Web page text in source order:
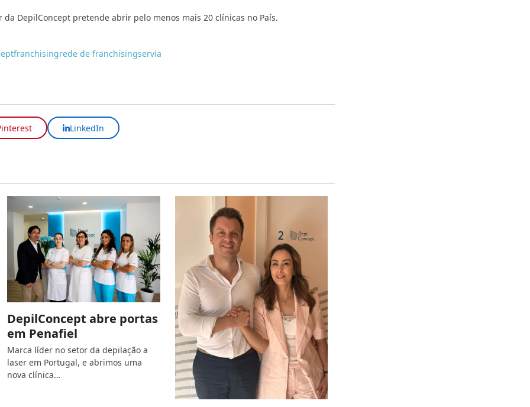
DepilConcept pretende abrir pelo menos mais 20 clínicas no País.
franchisingrede de franchisingservia
LinkedIn
DepilConcept abre portas
em Penafiel
Marca líder no setor da depilação a
laser em Portugal, e abrimos uma
nova clínica…